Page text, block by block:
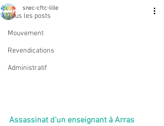
Tous les posts
Mouvement
Revendications
Administratif
snec-cftc-lille
Assassinat d'un enseignant à Arras